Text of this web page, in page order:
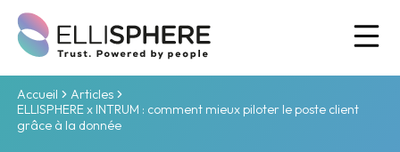
Accueil
Articles
ELLISPHERE x INTRUM : comment mieux piloter le poste client
grâce à la donnée